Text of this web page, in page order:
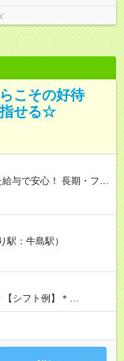
こその好待
指せる☆
だきたいと思っていま
安定した給与が入りま
りは柔軟に対応する
期間】試
形態、給与は本採用時
駅：牛島駅）
シフト例】＊
12:00～21:00 など ◎
抜けシフトなどはあり
っしゃってください！